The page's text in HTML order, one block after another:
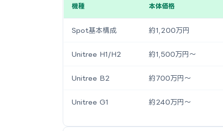
機種 本体価格
Spot基本構成 約1,200万円
Unitree H1/H2 約1,500万円〜
Unitree B2 約700万円〜
Unitree G1 約240万円〜